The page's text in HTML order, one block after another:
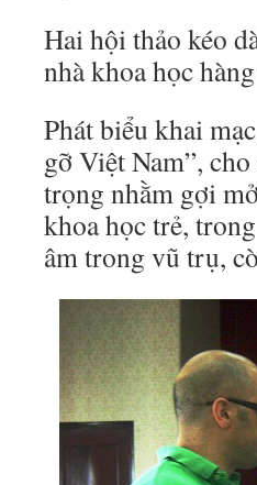
Hai hội thảo kéo
nhà khoa học
Phát biểu khai
gỡ Việt Nam”,
trọng nhằm gợi
khoa học trẻ,
âm trong vũ trụ,